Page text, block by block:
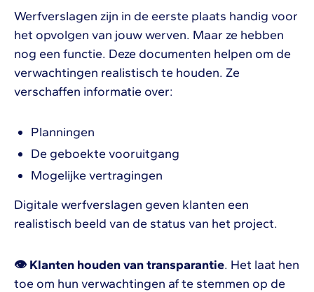
Werfverslagen zijn in de eerste plaats handig voor
het opvolgen van jouw werven. Maar ze hebben
nog een functie. Deze documenten helpen om de
verwachtingen realistisch te houden. Ze
verschaffen informatie over:
Planningen
De geboekte vooruitgang
Mogelijke vertragingen
Digitale werfverslagen geven klanten een
realistisch beeld van de status van het project.
👁 Klanten houden van transparantie. Het laat hen
toe om hun verwachtingen af te stemmen op de